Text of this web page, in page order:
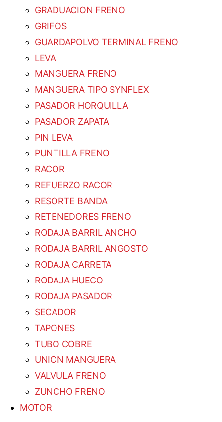
GRADUACION FRENO
GRIFOS
GUARDAPOLVO TERMINAL FRENO
LEVA
MANGUERA FRENO
MANGUERA TIPO SYNFLEX
PASADOR HORQUILLA
PASADOR ZAPATA
PIN LEVA
PUNTILLA FRENO
RACOR
REFUERZO RACOR
RESORTE BANDA
RETENEDORES FRENO
RODAJA BARRIL ANCHO
RODAJA BARRIL ANGOSTO
RODAJA CARRETA
RODAJA HUECO
RODAJA PASADOR
SECADOR
TAPONES
TUBO COBRE
UNION MANGUERA
VALVULA FRENO
ZUNCHO FRENO
MOTOR